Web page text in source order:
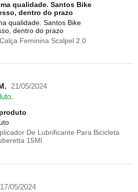
qualidade. Santos Bike
dentro do prazo
qualidade. Santos Bike
dentro do prazo
Feminina Scalpel 2.0
21/05/2024
De Lubrificante Para Bicicleta
15Ml
17/05/2024